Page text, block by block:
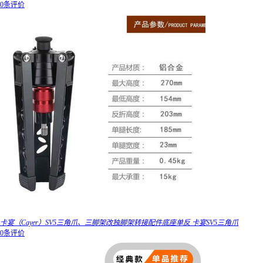
0条评价
卡宴（Cayer）SV5三角爪、三脚架改独脚架转接配件底座单反 卡宴SV5三角爪
0条评价